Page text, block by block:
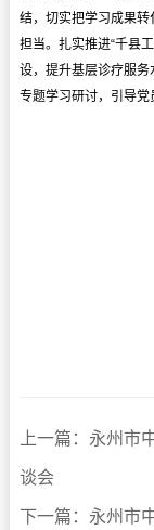
结，切实把学习成果
担当。扎实推进“千县
设，提升基层诊疗服
专题学习研讨，引导党
上一篇：永州市
谈会
下一篇：永州市